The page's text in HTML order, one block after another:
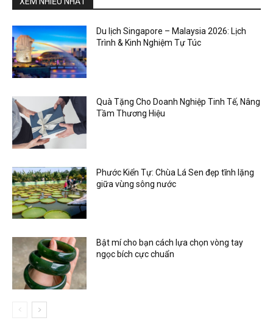
Du lịch Singapore – Malaysia 2026: Lịch
Trình & Kinh Nghiệm Tự Túc
Quà Tặng Cho Doanh Nghiệp Tinh Tế, Nâng
Tầm Thương Hiệu
Phước Kiển Tự: Chùa Lá Sen đẹp tĩnh lặng
giữa vùng sông nước
Bật mí cho bạn cách lựa chọn vòng tay
ngọc bích cực chuẩn